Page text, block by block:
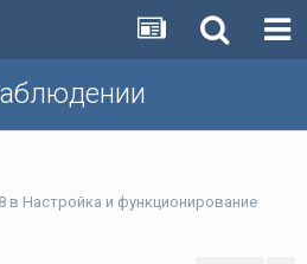
в Настройка и функционирование